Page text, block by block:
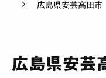
料金
広島県安芸高田市
広島県安芸